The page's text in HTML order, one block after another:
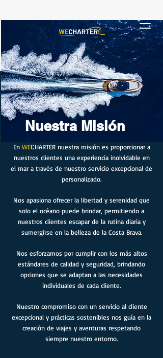
Nuestra Misión
En WECHARTERnuestra misión es proporcionar a
nuestros clientes una experiencia inolvidable en
el mar a través de nuestro servicio excepcional de
personalizado.
Nos apasiona ofrecer la libertad y serenidad que
solo el océano puede brindar, permitiendo a
nuestros clientes escapar de la rutina diaria y
sumergirse en la belleza de la Costa Brava.
Nos esforzamos por cumplir con los más altos
estándares de calidad y seguridad, brindando
opciones que se adaptan a las necesidades
individuales de cada cliente.
Nuestro compromiso con un servicio al cliente
excepcional y prácticas sostenibles nos guía en la
creación de viajes y aventuras respetando
siempre nuestro entorno.